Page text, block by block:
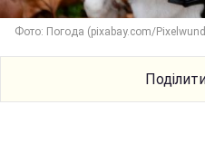
Фото: Погода (pixabay.com/